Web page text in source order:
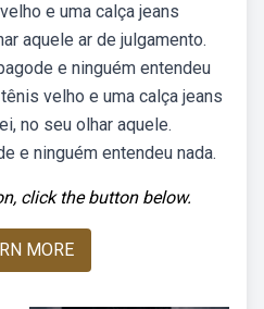
e uma calça jeans
aquele ar de julgamento.
e ninguém entendeu
velho e uma calça jeans
no seu olhar aquele.
e ninguém entendeu nada.
click the button below.
MORE